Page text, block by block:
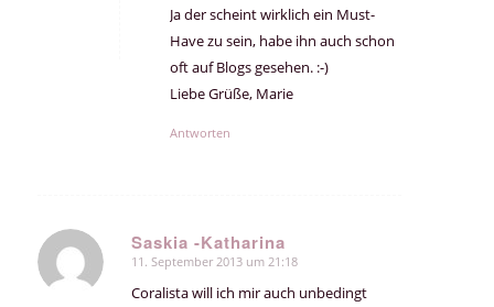
Ja der scheint wirklich ein Must-
Have zu sein, habe ihn auch schon
oft auf Blogs gesehen. :-)
Liebe Grüße, Marie
Antworten
Saskia -Katharina
sagte:
11. September 2013 um 21:18
Coralista will ich mir auch unbedingt